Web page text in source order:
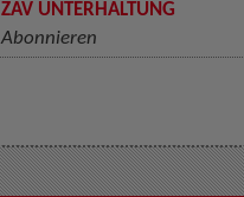
ZAV UNTERHALTUNG
Abonnieren